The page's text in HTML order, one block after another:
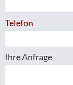
Telefon
Ihre Anfrage